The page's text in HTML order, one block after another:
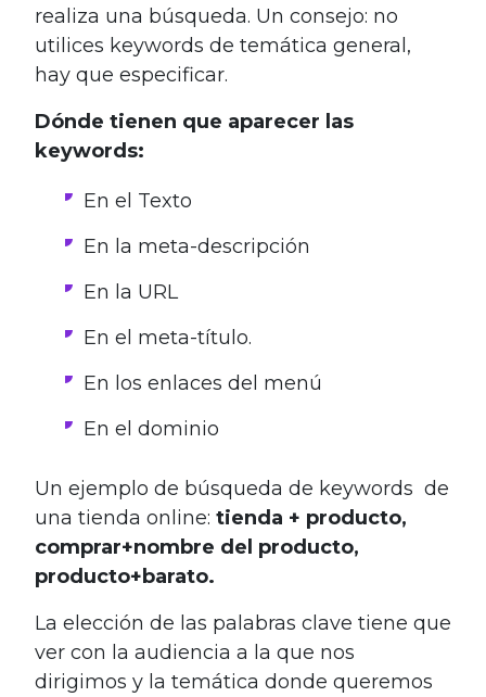
realiza una búsqueda. Un consejo: no
utilices keywords de temática general,
hay que especificar.
Dónde tienen que aparecer las
keywords:
En el Texto
En la meta-descripción
En la URL
En el meta-título.
En los enlaces del menú
En el dominio
Un ejemplo de búsqueda de keywords de
una tienda online: tienda + producto,
comprar+nombre del producto,
producto+barato.
La elección de las palabras clave tiene que
ver con la audiencia a la que nos
dirigimos y la temática donde queremos